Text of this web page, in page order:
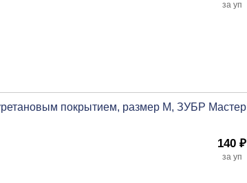
покрытием, размер M, ЗУБР Мастер
140 ₽